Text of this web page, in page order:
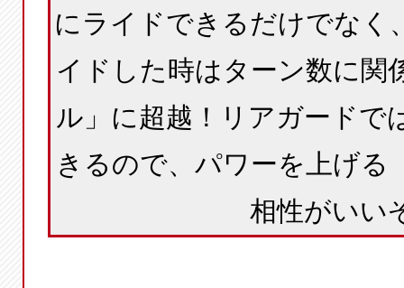
にライドできるだけでなく
イドした時はターン数に関
ル」に超越！リアガードで
きるので、パワーを上げる
相性がいい